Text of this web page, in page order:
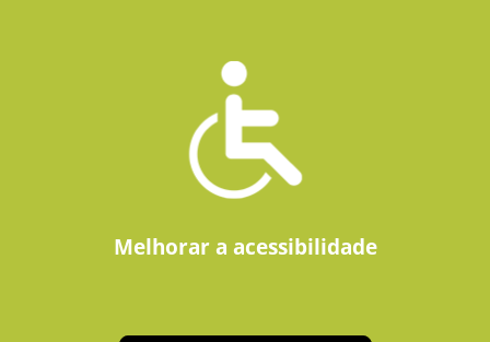
Melhorar a acessibilidade